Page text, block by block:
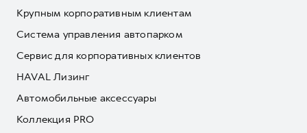
Крупным корпоративным клиентам
Система управления автопарком
Сервис для корпоративных клиентов
HAVAL Лизинг
Автомобильные аксессуары
Коллекция PRO